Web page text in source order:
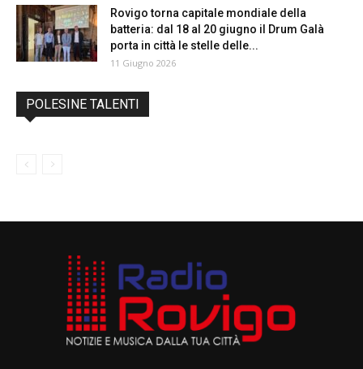
Rovigo torna capitale mondiale della
batteria: dal 18 al 20 giugno il Drum Galà
porta in città le stelle delle...
11 Giugno 2026
POLESINE TALENTI